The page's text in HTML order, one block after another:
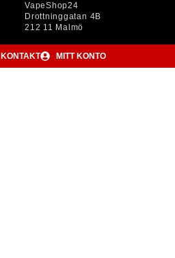
VapeShop24
Drottninggatan 4B
212 11 Malmö
KONTAKT MITT KONTO